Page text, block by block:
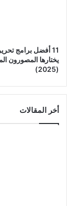
11 أفضل برامج
يختارها المصورون
(2025)
أخر المقالات